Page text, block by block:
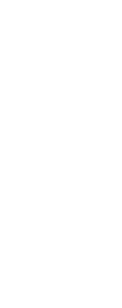
A pesar del dato, el
rozado el gol con la
se encontró con el
conseguido meterle gol
futbolístico, como es
Vozinha, el héroe de
portero de 40 años que
Hasta 27 disparos
Se han topado con
conquistado otro récord: